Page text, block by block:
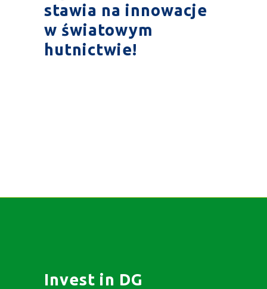
stawia na innowacje
w światowym
hutnictwie!
Invest in DG